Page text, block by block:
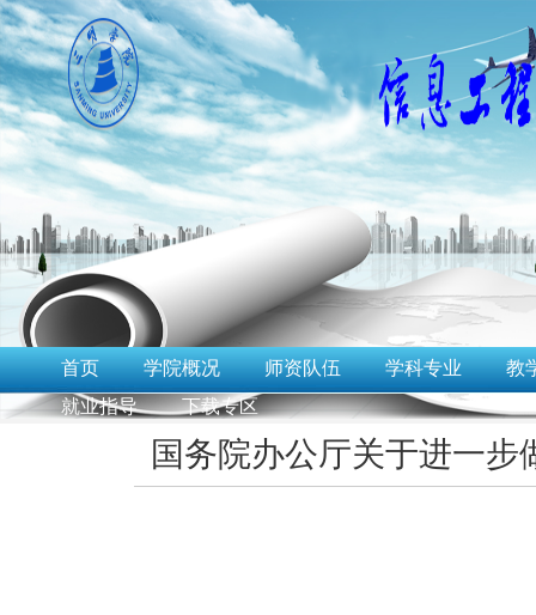
首页 学院概况 师资队伍 学科专业
教
就业指导
下载专区
国务院办公厅关于进一